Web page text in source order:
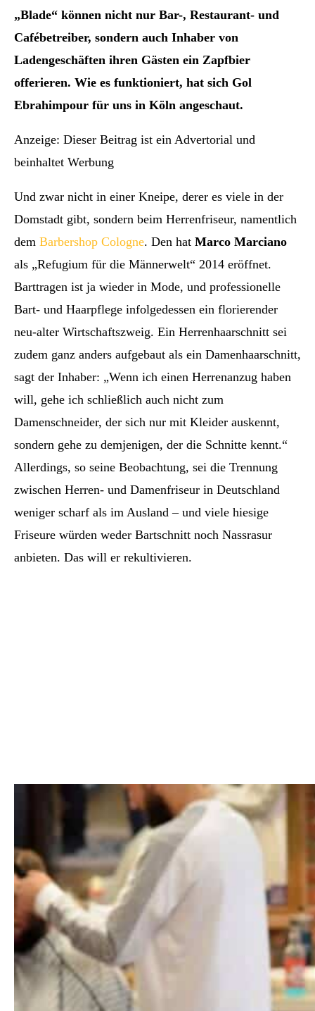
„Blade“ können nicht nur Bar-, Restaurant- und
Cafébetreiber, sondern auch Inhaber von
Ladengeschäften ihren Gästen ein Zapfbier
offerieren. Wie es funktioniert, hat sich Gol
Ebrahimpour für uns in Köln angeschaut.
Anzeige: Dieser Beitrag ist ein Advertorial und
beinhaltet Werbung
Und zwar nicht in einer Kneipe, derer es viele in der
Domstadt gibt, sondern beim Herrenfriseur, namentlich
dem Barbershop Cologne. Den hat Marco Marciano
als „Refugium für die Männerwelt“ 2014 eröffnet.
Barttragen ist ja wieder in Mode, und professionelle
Bart- und Haarpflege infolgedessen ein florierender
neu-alter Wirtschaftszweig. Ein Herrenhaarschnitt sei
zudem ganz anders aufgebaut als ein Damenhaarschnitt,
sagt der Inhaber: „Wenn ich einen Herrenanzug haben
will, gehe ich schließlich auch nicht zum
Damenschneider, der sich nur mit Kleider auskennt,
sondern gehe zu demjenigen, der die Schnitte kennt.“
Allerdings, so seine Beobachtung, sei die Trennung
zwischen Herren- und Damenfriseur in Deutschland
weniger scharf als im Ausland – und viele hiesige
Friseure würden weder Bartschnitt noch Nassrasur
anbieten. Das will er rekultivieren.